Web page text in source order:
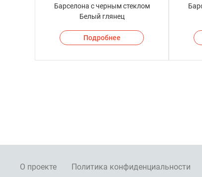
Барселона с черным стеклом
Белый глянец
Подробнее
О проекте Политика конфиденциальности